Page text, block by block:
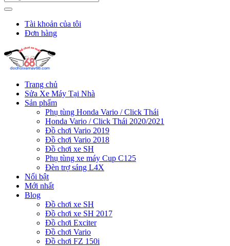
Tài khoản của tôi
Đơn hàng
Trang chủ
Sửa Xe Máy Tại Nhà
Sản phẩm
Phụ tùng Honda Vario / Click Thái
Honda Vario / Click Thái 2020/2021
Đồ chơi Vario 2019
Đồ chơi Vario 2018
Đồ chơi xe SH
Phụ tùng xe máy Cup C125
Đèn trợ sáng L4X
Nổi bật
Mới nhất
Blog
Đồ chơi xe SH
Đồ chơi xe SH 2017
Đồ chơi Exciter
Đồ chơi Vario
Đồ chơi FZ 150i